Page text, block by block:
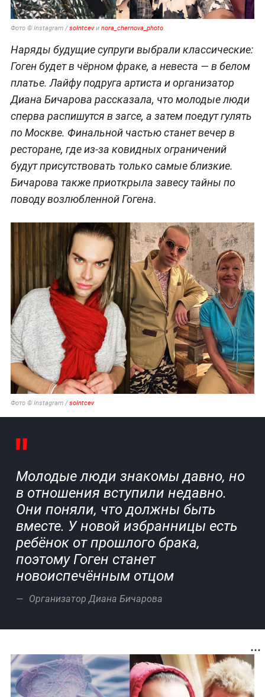
Фото © Instagram /solntcevи nora_chernova_photo
Наряды будущие супруги выбрали классические:
Гоген будет в чёрном фраке, а невеста — в белом
платье. Лайфу подруга артиста и организатор
Диана Бичарова рассказала, что молодые люди
сперва распишутся в загсе, а затем поедут гулять
по Москве. Финальной частью станет вечер в
ресторане, где из-за ковидных ограничений
будут присутствовать только самые близкие.
Бичарова также приоткрыла завесу тайны по
поводу возлюбленной Гогена.
Фото © Instagram /solntcev
Молодые люди знакомы давно, но
в отношения вступили недавно.
Они поняли, что должны быть
вместе. У новой избранницы есть
ребёнок от прошлого брака,
поэтому Гоген станет
новоиспечённым отцом
Организатор Диана Бичарова